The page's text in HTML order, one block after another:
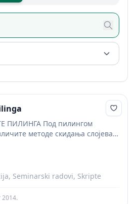
ПИЛИНГА Под пилингом
методе скидања слојева
активности коже.Зависно
за извођење,...
Seminarski radovi, Skripte